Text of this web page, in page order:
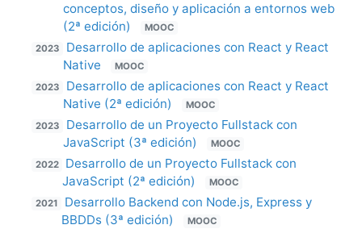
conceptos, diseño y aplicación a entornos web
(2ª edición)
MOOC
2023
Desarrollo de aplicaciones con React y React
Native
MOOC
2023
Desarrollo de aplicaciones con React y React
Native (2ª edición)
MOOC
2023
Desarrollo de un Proyecto Fullstack con
JavaScript (3ª edición)
MOOC
2022
Desarrollo de un Proyecto Fullstack con
JavaScript (2ª edición)
MOOC
2021
Desarrollo Backend con Node.js, Express y
BBDDs (3ª edición)
MOOC